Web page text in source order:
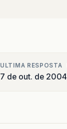
ULTIMA RESPOSTA
7 de out. de 2004